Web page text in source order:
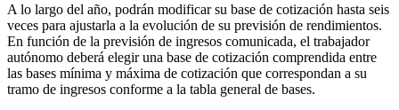
A lo largo del año, podrán modificar su base de cotización hasta seis
veces para ajustarla a la evolución de su previsión de rendimientos.
En función de la previsión de ingresos comunicada, el trabajador
autónomo deberá elegir una base de cotización comprendida entre
las bases mínima y máxima de cotización que correspondan a su
tramo de ingresos conforme a la tabla general de bases.